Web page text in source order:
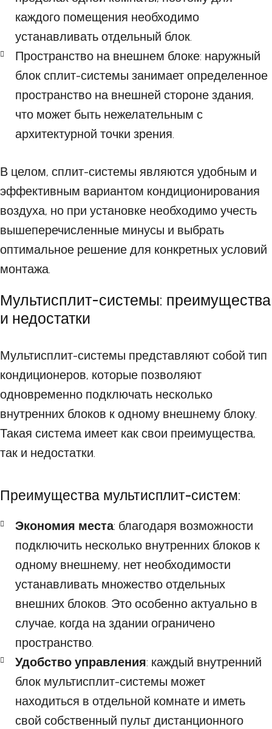
каждого помещения необходимо
устанавливать отдельный блок.
Пространство на внешнем блоке: наружный
блок сплит-системы занимает определенное
пространство на внешней стороне здания,
что может быть нежелательным с
архитектурной точки зрения.
В целом, сплит-системы являются удобным и
эффективным вариантом кондиционирования
воздуха, но при установке необходимо учесть
вышеперечисленные минусы и выбрать
оптимальное решение для конкретных условий
монтажа.
Мультисплит-системы: преимущества
и недостатки
Мультисплит-системы представляют собой тип
кондиционеров, которые позволяют
одновременно подключать несколько
внутренних блоков к одному внешнему блоку.
Такая система имеет как свои преимущества,
так и недостатки.
Преимущества мультисплит-систем:
Экономия места: благодаря возможности
подключить несколько внутренних блоков к
одному внешнему, нет необходимости
устанавливать множество отдельных
внешних блоков. Это особенно актуально в
случае, когда на здании ограничено
пространство.
Удобство управления: каждый внутренний
блок мультисплит-системы может
находиться в отдельной комнате и иметь
свой собственный пульт дистанционного